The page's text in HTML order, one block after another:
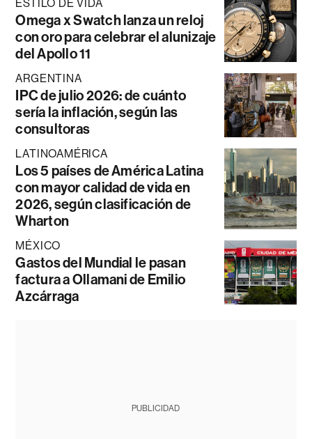
ESTILO DE VIDA
Omega x Swatch lanza un reloj
con oro para celebrar el alunizaje
del Apollo 11
ARGENTINA
IPC de julio 2026: de cuánto
sería la inflación, según las
consultoras
LATINOAMÉRICA
Los 5 países de América Latina
con mayor calidad de vida en
2026, según clasificación de
Wharton
MÉXICO
Gastos del Mundial le pasan
factura a Ollamani de Emilio
Azcárraga
PUBLICIDAD